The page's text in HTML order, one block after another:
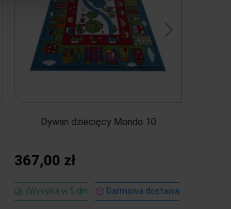
Dywan dziecięcy Mondo 10
367,00 zł
{Wysyłka w 5 dni Darmowa dostawa